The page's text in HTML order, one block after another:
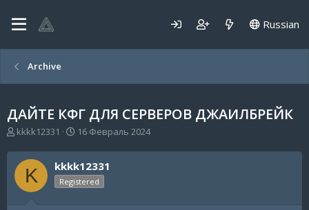
Russian
Archive
ДАЙТЕ КФГ ДЛЯ СЕРВЕРОВ ДЖАИЛБРЕЙК
А
т
о
р
т
kkkk12331
Д
т
а
н
16 Февраль 2024
K kkkk12331
Registered